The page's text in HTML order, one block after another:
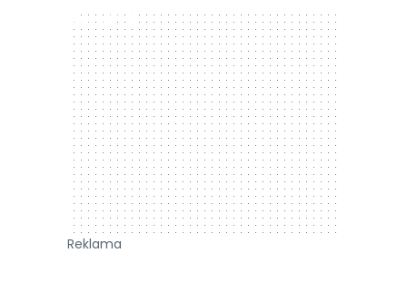
300 x 250
Reklama